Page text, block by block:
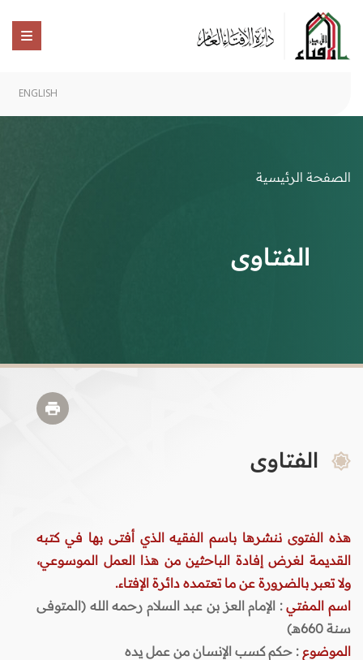
ENGLISH
الصفحة الرئيسية
الفتاوى
الفتاوى
هذه الفتوى ننشرها باسم الفقيه الذي أفتى بها في كتبه
القديمة لغرض إفادة الباحثين من هذا العمل الموسوعي،
ولا تعبر بالضرورة عن ما تعتمده دائرة الإفتاء.
اسم المفتي: الإمام العز بن عبد السلام رحمه الله (المتوفى
سنة 660هـ)
الموضوع : حكم كسب الإنسان من عمل يده